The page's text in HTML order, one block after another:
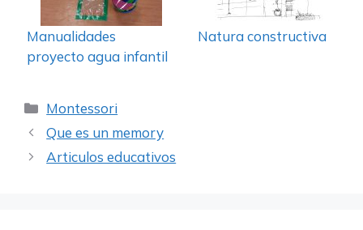
Manualidades
proyecto agua infantil
Natura constructiva
Categorías
Montessori
Que es un memory
Articulos educativos